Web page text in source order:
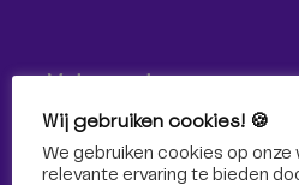
Volg ons!
Volg Omroep Tilburg niet
media!
Wij gebruiken cookies! 🍪
We gebruiken cookies op
relevante ervaring te bieden